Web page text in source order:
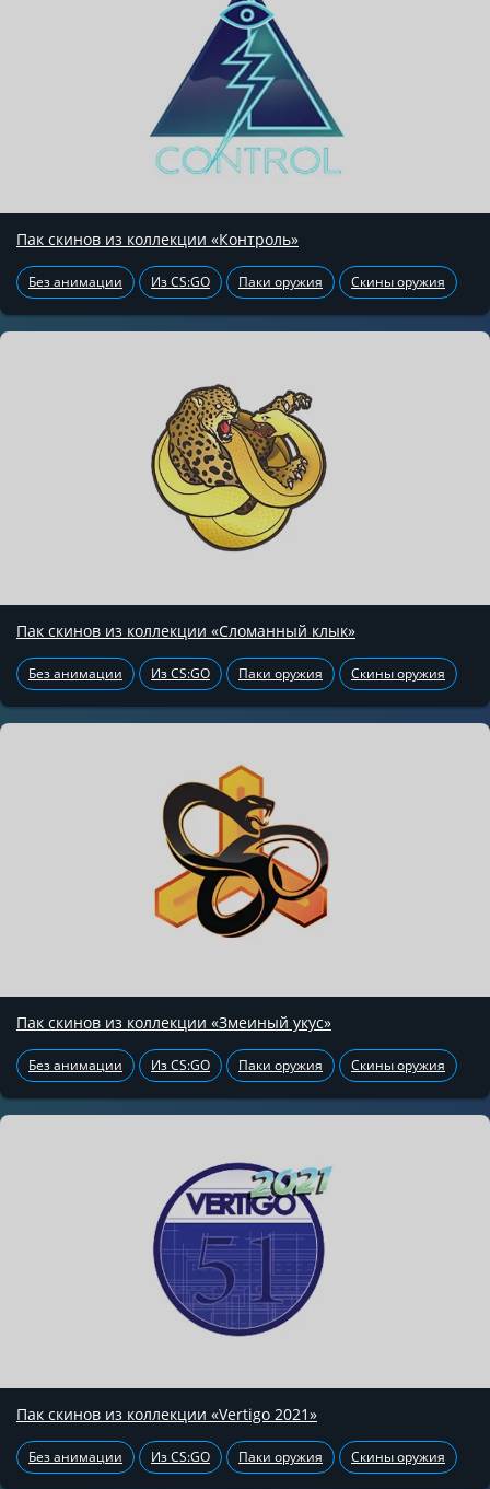
Пак скинов из коллекции «Контроль»
Без анимации Из CS:GO Паки оружия Скины оружия
Пак скинов из коллекции «Сломанный клык»
Без анимации Из CS:GO Паки оружия Скины оружия
Пак скинов из коллекции «Змеиный укус»
Без анимации Из CS:GO Паки оружия Скины оружия
Пак скинов из коллекции «Vertigo 2021»
Без анимации Из CS:GO Паки оружия Скины оружия